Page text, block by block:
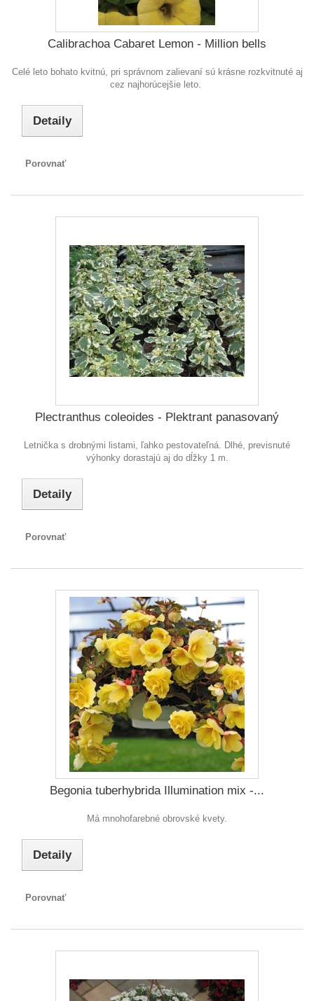
Calibrachoa Cabaret Lemon - Million bells
Celé leto bohato kvitnú, pri správnom zalievaní sú krásne rozkvitnuté aj
cez najhorúcejšie leto.
Detaily
Porovnať
Plectranthus coleoides - Plektrant panasovaný
Letnička s drobnými listami, ľahko pestovateľná. Dlhé, previsnuté
výhonky dorastajú aj do dĺžky 1 m.
Detaily
Porovnať
Begonia tuberhybrida Illumination mix -...
Má mnohofarebné obrovské kvety.
Detaily
Porovnať